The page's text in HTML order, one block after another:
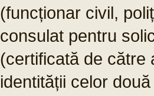
(funcționar civil,
consulat pentru
(certificată de către
identității celor